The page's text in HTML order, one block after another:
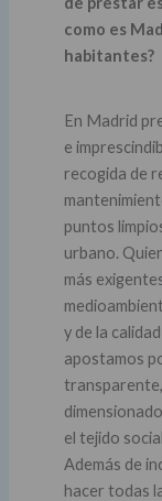
como es
habitantes?
En Madrid
e
recogida de
puntos
urbano.
más
y de la
apostamos
el tejido
Además de
hacer todas